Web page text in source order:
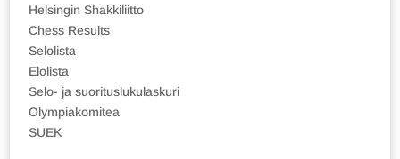
Helsingin Shakkiliitto
Chess Results
Selolista
Elolista
Selo- ja suorituslukulaskuri
Olympiakomitea
SUEK